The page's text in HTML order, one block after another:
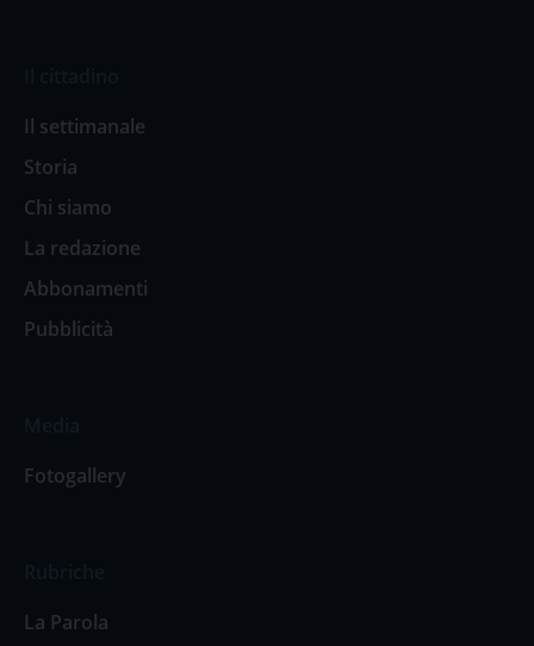
Il settimanale
Storia
Chi siamo
La redazione
Abbonamenti
Pubblicità
Fotogallery
La Parola